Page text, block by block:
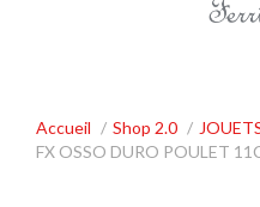
Accueil / Shop 2.0 /
FX OSSO DURO POULET